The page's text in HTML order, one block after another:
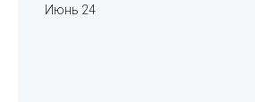
Июнь 24